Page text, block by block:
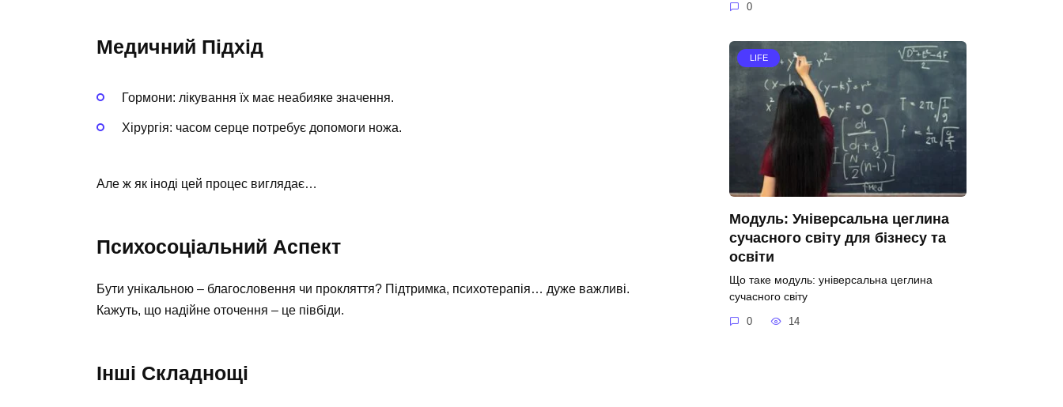
Медичний Підхід
Гормони: лікування їх має неабияке значення.
Хірургія: часом серце потребує допомоги ножа.
Але ж як іноді цей процес виглядає…
Психосоціальний Аспект
Бути унікальною – благословення чи прокляття? Підтримка, психотерапія… дуже важливі.
Кажуть, що надійне оточення – це півбіди.
Інші Складнощі
0
LIFE
Модуль: Універсальна цеглина
сучасного світу для бізнесу та
освіти
Що таке модуль: універсальна цеглина
сучасного світу
0 14